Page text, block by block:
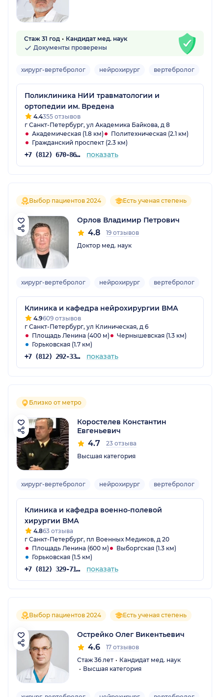
Стаж 31 год
Кандидат мед. наук
Документы проверены
хирург-вертебролог нейрохирург вертебролог
Поликлиника НИИ травматологии и
ортопедии им. Вредена
4.4355 отзывов
г Санкт-Петербург, ул Академика Байкова, д 8
Академическая (1.8 км)
Политехническая (2.1 км)
Гражданский проспект (2.3 км)
+7 (812) 670-86-70 показать
Выбор пациентов 2024 Есть ученая степень
Орлов Владимир Петрович
4.8
19 отзывов
Доктор мед. наук
хирург-вертебролог нейрохирург вертебролог
Клиника и кафедра нейрохирургии ВМА
4.9609 отзывов
г Санкт-Петербург, ул Клиническая, д 6
Площадь Ленина (400 м)
Чернышевская (1.3 км)
Горьковская (1.7 км)
+7 (812) 292-33-45 показать
Близко от метро
Коростелев Константин
Евгеньевич
4.7
23 отзыва
Высшая категория
хирург-вертебролог нейрохирург вертебролог
Клиника и кафедра военно-полевой
хирургии ВМА
4.863 отзыва
г Санкт-Петербург, пл Военных Медиков, д 20
Площадь Ленина (600 м)
Выборгская (1.3 км)
Горьковская (1.5 км)
+7 (812) 329-71-57 показать
Выбор пациентов 2024 Есть ученая степень
Острейко Олег Викентьевич
4.6
17 отзывов
Стаж 36 лет
Кандидат мед. наук
Высшая категория